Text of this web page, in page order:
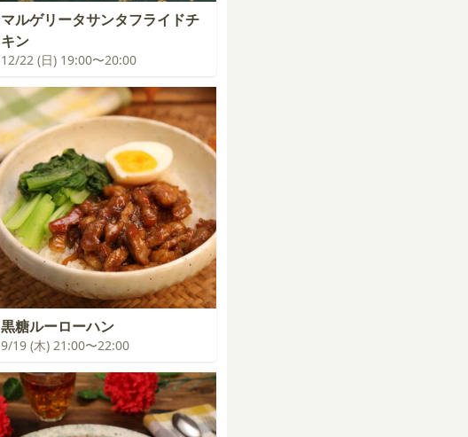
マルゲリータサンタフライドチ
キン
12/22 (日) 19:00〜20:00
黒糖ルーローハン
9/19 (木) 21:00〜22:00